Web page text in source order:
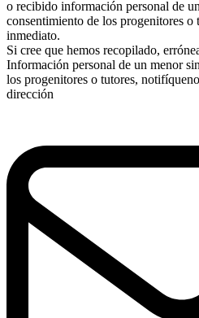
o recibido información personal de
consentimiento de los progenitores o
inmediato.
Si cree que hemos recopilado,
Información personal de un menor
los progenitores o tutores,
dirección